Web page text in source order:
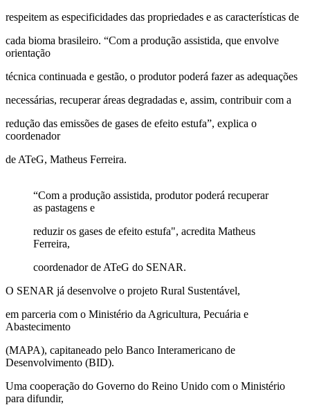
respeitem as especificidades das propriedades e as características de
cada bioma brasileiro. “Com a produção assistida, que envolve
orientação
técnica continuada e gestão, o produtor poderá fazer as adequações
necessárias, recuperar áreas degradadas e, assim, contribuir com a
redução das emissões de gases de efeito estufa”, explica o
coordenador
de ATeG, Matheus Ferreira.
“Com a produção assistida, produtor poderá recuperar
as pastagens e
reduzir os gases de efeito estufa", acredita Matheus
Ferreira,
coordenador de ATeG do SENAR.
O SENAR já desenvolve o projeto Rural Sustentável,
em parceria com o Ministério da Agricultura, Pecuária e
Abastecimento
(MAPA), capitaneado pelo Banco Interamericano de
Desenvolvimento (BID).
Uma cooperação do Governo do Reino Unido com o Ministério
para difundir,